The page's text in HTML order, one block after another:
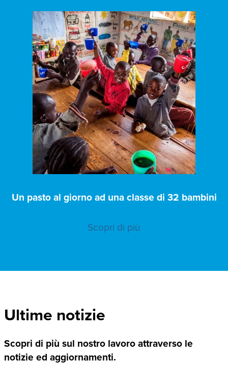
Un pasto al giorno ad una classe di 32 bambini
Scopri di più
Ultime notizie
Scopri di più sul nostro lavoro attraverso le
notizie ed aggiornamenti.